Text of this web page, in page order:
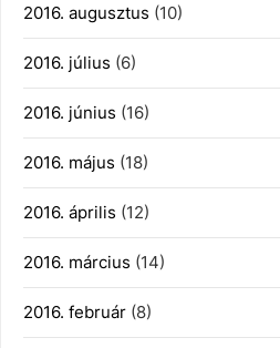
2016. augusztus (10)
2016. július (6)
2016. június (16)
2016. május (18)
2016. április (12)
2016. március (14)
2016. február (8)